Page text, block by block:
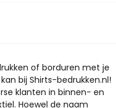
gekozen
worden
op
of borduren met je
bij Shirts-bedrukken.nl!
klanten in binnen- en
Hoewel de naam